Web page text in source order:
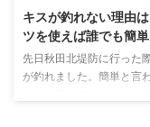
なるというのは間違いあり
ん。 そこで「遠投するに
したらよいのか？」とい
えた時に一番手軽な方法
インを使うということだ
す。今回はキス釣りでPE
キスが釣れない理由
ツを使えば誰でも簡単
先日秋田北堤防に行った
が釣れました。簡単と言